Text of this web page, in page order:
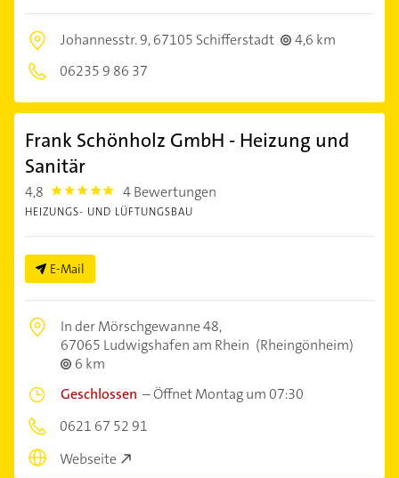
Johannesstr. 9,67105 Schifferstadt
4,6 km
06235 9 86 37
Frank Schönholz GmbH - Heizung und
Sanitär
4,8 4.8 4 Bewertungen
HEIZUNGS- UND LÜFTUNGSBAU
E-Mail
In der Mörschgewanne 48,
67065 Ludwigshafen am Rhein (Rheingönheim)
6 km
Geschlossen –Öffnet Montag um 07:30
0621 67 52 91
Webseite